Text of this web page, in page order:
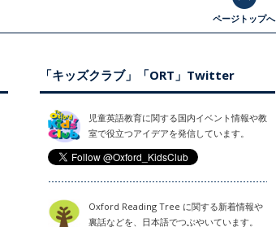
ページトップへ
「キッズクラブ」「ORT」Twitter
児童英語教育に関する国内イベント情報や教
室で役立つアイデアを発信しています。
Oxford Reading Tree に関する新着情報や
裏話などを、日本語でつぶやいています。